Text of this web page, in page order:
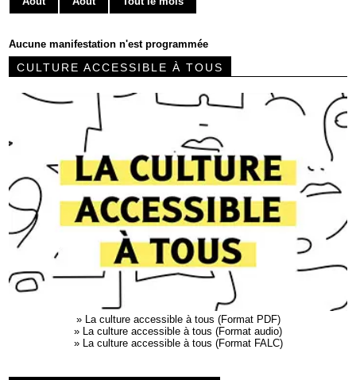
Aucune manifestation n'est programmée
CULTURE ACCESSIBLE À TOUS
»
La culture accessible à tous (Format PDF)
»
La culture accessible à tous (Format audio)
»
La culture accessible à tous (Format FALC)